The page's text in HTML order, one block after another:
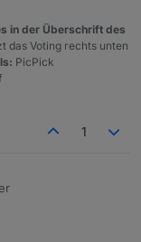
in der Überschrift des
das Voting rechts unten
PicPick
1